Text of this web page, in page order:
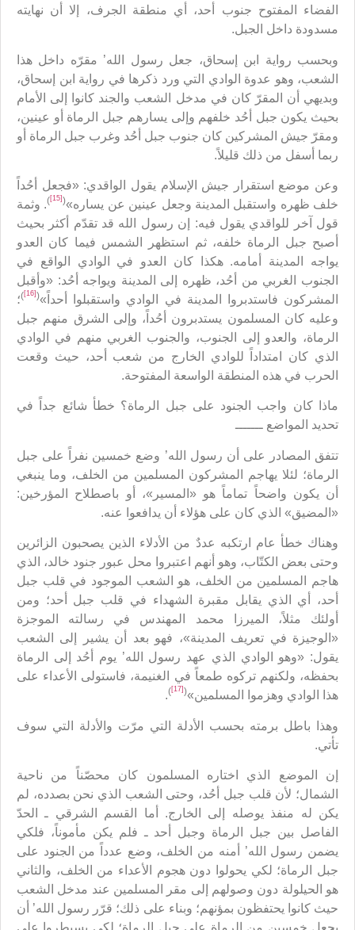
الفضاء المفتوح جنوب أحد، أي منطقة الجرف، إلا أن نهايته
مسدودة داخل الجبل.
وبحسب رواية ابن إسحاق، جعل رسول الله’ مقرّه داخل هذا
الشعب، وهو عدوة الوادي التي ورد ذكرها في رواية ابن إسحاق،
وبديهي أن المقرّ كان في مدخل الشعب والجند كانوا إلى الأمام
بحيث يكون جبل أحُد خلفهم وإلى يسارهم جبل الرماة أو عينين،
ومقرّ جيش المشركين كان جنوب جبل أحُد وغرب جبل الرماة أو
ربما أسفل من ذلك قليلاً.
وعن موضع استقرار جيش الإسلام يقول الواقدي: «فجعل أحُداً
خلف ظهره واستقبل المدينة وجعل عينين عن يساره»(
[15]
). وثمة
قول آخر للواقدي يقول فيه: إن رسول الله قد تقدّم أكثر بحيث
أصبح جبل الرماة خلفه، ثم استظهر الشمس فيما كان العدو
يواجه المدينة أمامه. هكذا كان العدو في الوادي الواقع في
الجنوب الغربي من أحُد، ظهره إلى المدينة ويواجه أحُد: «وأقبل
المشركون فاستدبروا المدينة في الوادي واستقبلوا أحداً»(
[16]
)؛
وعليه كان المسلمون يستدبرون أحُداً، وإلى الشرق منهم جبل
الرماة، والعدو إلى الجنوب، والجنوب الغربي منهم في الوادي
الذي كان امتداداً للوادي الخارج من شعب أحد، حيث وقعت
الحرب في هذه المنطقة الواسعة المفتوحة.
ماذا كان واجب الجنود على جبل الرماة؟ خطأ شائع جداً في
تحديد المواضع ـــــــ
تتفق المصادر على أن رسول الله’ وضع خمسين نفراً على جبل
الرماة؛ لئلا يهاجم المشركون المسلمين من الخلف، وما ينبغي
أن يكون واضحاً تماماً هو «المسير»، أو باصطلاح المؤرخين:
«المضيق» الذي كان على هؤلاء أن يدافعوا عنه.
وهناك خطأ عام ارتكبه عددٌ من الأدلاء الذين يصحبون الزائرين
وحتى بعض الكتّاب، وهو أنهم اعتبروا محل عبور جنود خالد، الذي
هاجم المسلمين من الخلف، هو الشعب الموجود في قلب جبل
أحد، أي الذي يقابل مقبرة الشهداء في قلب جبل أحد؛ ومن
أولئك مثلاً، الميرزا محمد المهندس في رسالته الموجزة
«الوجيزة في تعريف المدينة»، فهو بعد أن يشير إلى الشعب
يقول: «وهو الوادي الذي عهد رسول الله’ يوم أحُد إلى الرماة
بحفظه، ولكنهم تركوه طمعاً في الغنيمة، فاستولى الأعداء على
هذا الوادي وهزموا المسلمين»(
[17]
)
.
وهذا باطل برمته بحسب الأدلة التي مرّت والأدلة التي سوف
تأتي.
إن الموضع الذي اختاره المسلمون كان محصّناً من ناحية
الشمال؛ لأن قلب جبل أحُد، وحتى الشعب الذي نحن بصدده، لم
يكن له منفذ يوصله إلى الخارج. أما القسم الشرقي ـ الحدّ
الفاصل بين جبل الرماة وجبل أحد ـ فلم يكن مأموناً، فلكي
يضمن رسول الله’ أمنه من الخلف، وضع عدداً من الجنود على
جبل الرماة؛ لكي يحولوا دون هجوم الأعداء من الخلف، والثاني
هو الحيلولة دون وصولهم إلى مقر المسلمين عند مدخل الشعب
حيث كانوا يحتفظون بمؤنهم؛ وبناء على ذلك؛ قرّر رسول الله’ أن
يجعل خمسين من الرماة على جبل الرماة؛ لكي يسيطروا على